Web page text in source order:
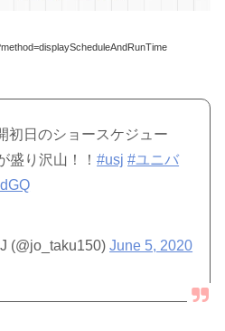
初日のショースケジュー
盛り沢山！！#usj #ユニバ
(@jo_taku150)June 5, 2020